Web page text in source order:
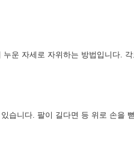
누운 자세로 자위하는 방법입니다.
습니다. 팔이 길다면 등 위로 손을